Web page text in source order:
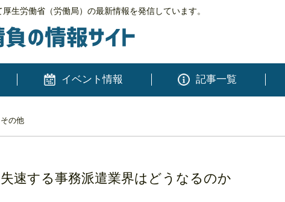
生労働省（労働局）の最新情報を発信しています。
イベント情報 記事一覧
その他
速する事務派遣業界はどうなるのか